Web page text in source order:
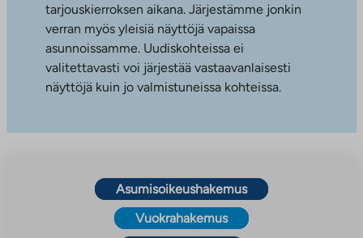
tarjouskierroksen aikana. Järjestämme jonkin
verran myös yleisiä näyttöjä vapaissa
asunnoissamme. Uudiskohteissa ei
valitettavasti voi järjestää vastaavanlaisesti
näyttöjä kuin jo valmistuneissa kohteissa.
Asumisoikeushakemus
Vuokrahakemus